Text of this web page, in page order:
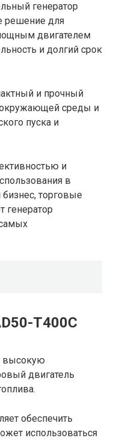
генератор
решение для
двигателем
и долгий срок
и прочный
окружающей среды и
пуска и
и
в
торговые
генератор
T400C
высокую
двигатель
обеспечить
использоваться